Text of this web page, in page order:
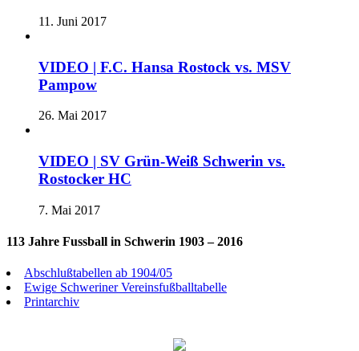
11. Juni 2017
VIDEO | F.C. Hansa Rostock vs. MSV
Pampow
26. Mai 2017
VIDEO | SV Grün-Weiß Schwerin vs.
Rostocker HC
7. Mai 2017
113 Jahre Fussball in Schwerin 1903 – 2016
Abschlußtabellen ab 1904/05
Ewige Schweriner Vereinsfußballtabelle
Printarchiv